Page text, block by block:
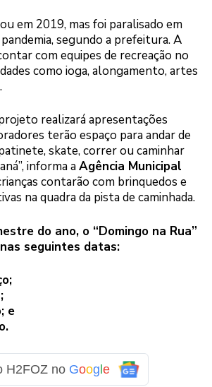
em 2019, mas foi paralisado em
segundo a prefeitura. A
com equipes de recreação no
como ioga, alongamento, artes
realizará apresentações
terão espaço para andar de
skate, correr ou caminhar
informa aAgência Municipal
contarão com brinquedos e
na quadra da pista de caminhada.
do ano, o “Domingo na Rua”
seguintes datas:
e
H2FOZ no Google